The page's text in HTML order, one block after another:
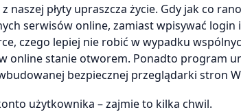
naszej płyty upraszcza życie. Gdy jak co
serwisów online, zamiast wpisywać login
czego lepiej nie robić w wypadku
online stanie otworem. Ponadto program
bezpiecznej przeglądarki stron
użytkownika – zajmie to kilka chwil.